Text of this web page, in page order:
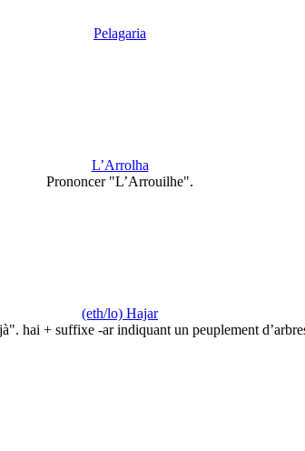
Pelagaria
L’Arrolha
Prononcer "L’Arrouilhe".
(eth/lo) Hajar
hai + suffixe -ar indiquant un peuplement